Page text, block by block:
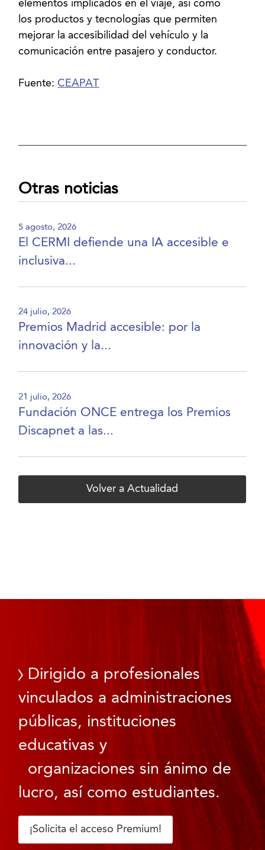
elementos implicados en el viaje, así como
los productos y tecnologías que permiten
mejorar la accesibilidad del vehículo y la
comunicación entre pasajero y conductor.
Fuente:CEAPAT
Otras noticias
5 agosto, 2026
El CERMI defiende una IA accesible e
inclusiva...
24 julio, 2026
Premios Madrid accesible: por la
innovación y la...
21 julio, 2026
Fundación ONCE entrega los Premios
Discapnet a las...
Volver a Actualidad
Dirigido a profesionales
vinculados a administraciones
públicas, instituciones
educativas y
organizaciones sin ánimo de
lucro, así como estudiantes.
¡Solicita el acceso Premium!